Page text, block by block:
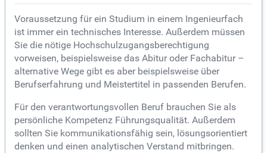
Voraussetzung für ein Studium in einem Ingenieurfach
ist immer ein technisches Interesse. Außerdem müssen
Sie die nötige Hochschulzugangsberechtigung
vorweisen, beispielsweise das Abitur oder Fachabitur –
alternative Wege gibt es aber beispielsweise über
Berufserfahrung und Meistertitel in passenden Berufen.
Für den verantwortungsvollen Beruf brauchen Sie als
persönliche Kompetenz Führungsqualität. Außerdem
sollten Sie kommunikationsfähig sein, lösungsorientiert
denken und einen analytischen Verstand mitbringen.